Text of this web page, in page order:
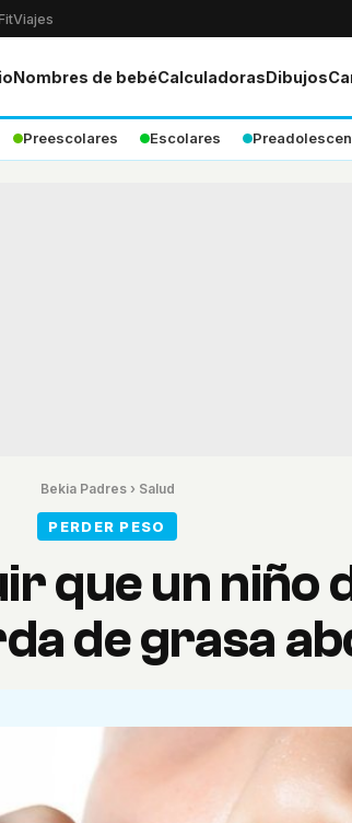
Viajes
Nombres de bebéCalculadorasDibujos
Preescolares Escolares
Bekia Padres› Salud
PERDER PESO
que un niño
de grasa